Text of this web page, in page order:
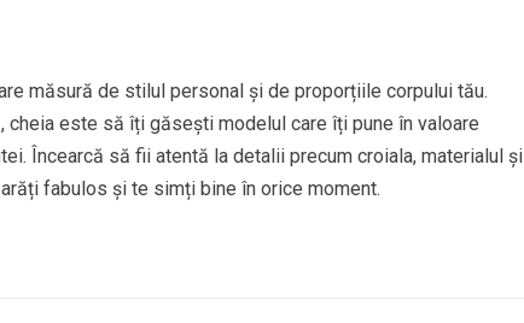
măsură de stilul personal și de proporțiile corpului tău.
cheia este să îți găsești modelul care îți pune în valoare
Încearcă să fii atentă la detalii precum croiala, materialul și
fabulos și te simți bine în orice moment.